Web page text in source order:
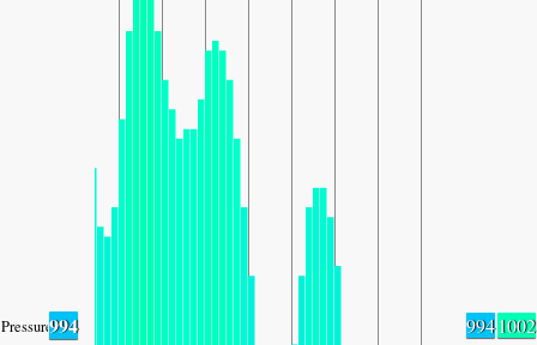
Pressure994 9941002